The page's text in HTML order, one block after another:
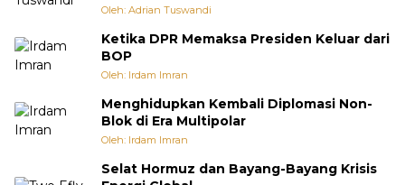
Oleh: Adrian Tuswandi
Ketika DPR Memaksa Presiden Keluar dari
BOP
Oleh: Irdam Imran
Menghidupkan Kembali Diplomasi Non-
Blok di Era Multipolar
Oleh: Irdam Imran
Selat Hormuz dan Bayang-Bayang Krisis